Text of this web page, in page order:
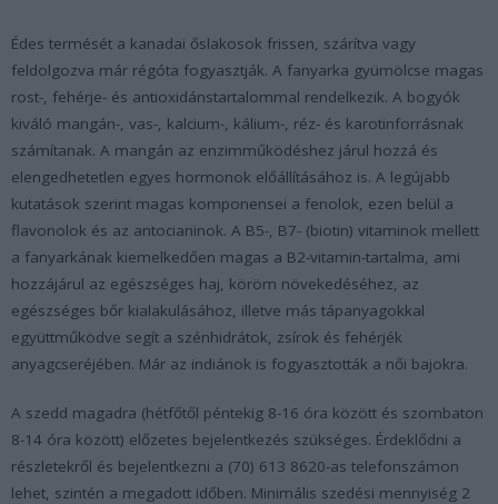
Édes termését a kanadai őslakosok frissen, szárítva vagy
feldolgozva már régóta fogyasztják. A fanyarka gyümölcse magas
rost-, fehérje- és antioxidánstartalommal rendelkezik. A bogyók
kiváló mangán-, vas-, kalcium-, kálium-, réz- és karotinforrásnak
számítanak. A mangán az enzimműködéshez járul hozzá és
elengedhetetlen egyes hormonok előállításához is. A legújabb
kutatások szerint magas komponensei a fenolok, ezen belül a
flavonolok és az antocianinok. A B5-, B7- (biotin) vitaminok mellett
a fanyarkának kiemelkedően magas a B2-vitamin-tartalma, ami
hozzájárul az egészséges haj, köröm növekedéséhez, az
egészséges bőr kialakulásához, illetve más tápanyagokkal
együttműködve segít a szénhidrátok, zsírok és fehérjék
anyagcseréjében. Már az indiánok is fogyasztották a női bajokra.
A szedd magadra (hétfőtől péntekig 8-16 óra között és szombaton
8-14 óra között) előzetes bejelentkezés szükséges. Érdeklődni a
részletekről és bejelentkezni a (70) 613 8620-as telefonszámon
lehet, szintén a megadott időben. Minimális szedési mennyiség 2